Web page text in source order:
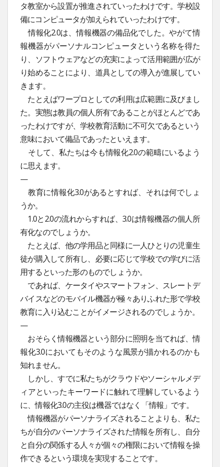
タ教室から設置が推進されていったわけです。学校設
備にコンピュータが加えられていったわけです。
情報化2.0は、情報機器の備品化でした。やがて情
報機器がパーソナルコンピュータという名称を得た
り、ソフトウェアなどの充実によって活用範囲が広が
り始めることにより、道具としての導入が進展してい
きます。
たとえばワープロとしての利用は広範囲に及びまし
た。実態は教員の個人所有であることがほとんどであ
ったわけですが、学校教育活動に不可欠であるという
意味において備品であったといえます。
そして、私たちは今も情報化2.0の範疇にいるよう
に思えます。
—
教育に情報化3.0があるとすれば、それは何でしょ
うか。
1.0と2.0の流れからすれば、3.0は情報機器の個人所
有化なのでしょうか。
たとえば、他の学用品と同様に一人ひとりの児童生
徒が購入して所有し、必要に応じて学校での学びに活
用するといった形のものでしょうか。
であれば、ケータイやスマートフォン、スレートデ
バイスなどのモバイル機器が極々ありふれた形で学校
教育に入り込むことがイメージされるのでしょうか。
—
おそらく情報機器という部分に照明を当てれば、情
報化3.0においてもそのような風景が描かれるのかも
知れません。
しかし、すでに私たちがクラウドやソーシャルメデ
ィアといったキーワードに触れて理解しているよう
に、情報化3.0の主役は機器ではなく「情報」です。
情報機器がパーソナライズされることよりも、私た
ちが自分のパーソナライズされた情報を所有し、自分
と自分の関係する人々が個々の権限において情報を操
作できるという環境を実現することです。